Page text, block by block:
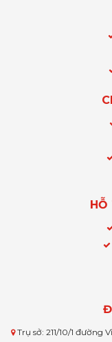
HỖ
Trụ sở: 211/10/1 đường